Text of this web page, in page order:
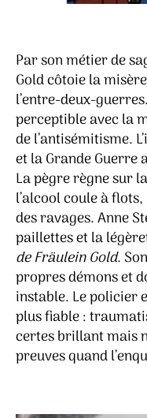
Par son métier de
Gold côtoie la
l’entre-deux-
perceptible avec la
de l’antisémitisme.
et la Grande Guerre
La pègre règne sur
l’alcool coule à
des ravages. Anne
paillettes et la
de Fräulein Gold.
propres démons et
instable. Le policier
plus fiable :
certes brillant mais
preuves quand